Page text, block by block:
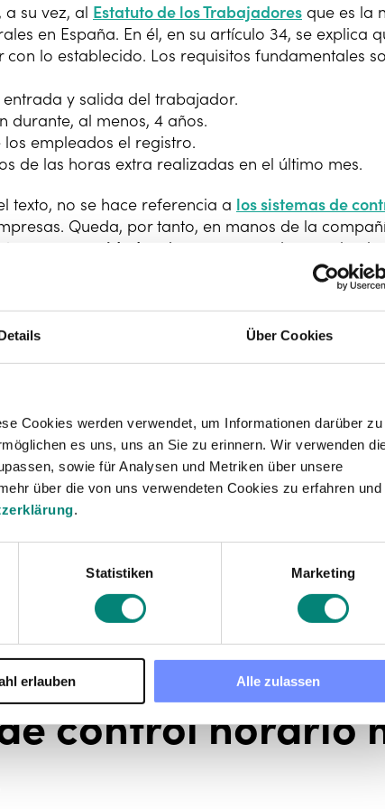
Über Cookies
Cookies werden verwendet, um Informationen darüber zu
es uns, uns an Sie zu erinnern. Wir verwenden
sowie für Analysen und Metriken über unsere
über die von uns verwendeten Cookies zu erfahren und
.
Statistiken Marketing
erlauben Alle zulassen
a su vez, al Estatuto de los Trabajadores que es la
en España. En él, en su artículo 34, se explica
lo establecido. Los requisitos fundamentales
y salida del trabajador.
durante, al menos, 4 años.
empleados el registro.
de las horas extra realizadas en el último mes.
texto, no se hace referencia a los sistemas de
Queda, por tanto, en manos de la
a sus necesidades
siempre y cuando cumpla el
sí, quela ley de control horarioespecifica que la
el dispositivo utilizado para ello,deberá
control horario